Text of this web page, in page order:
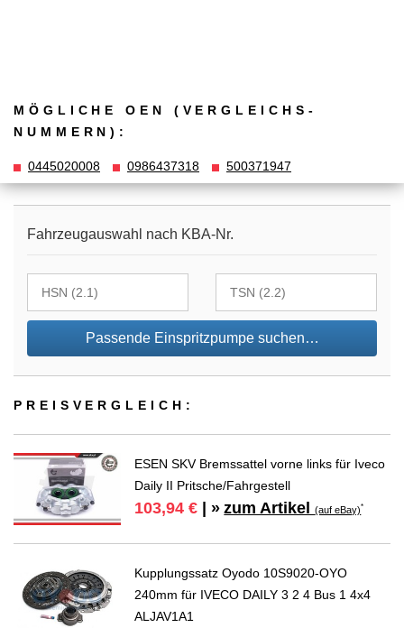
MÖGLICHE OEN (VERGLEICHS­
NUMMERN):
0445020008 0986437318 500371947
Fahrzeugauswahl nach KBA-Nr.
Passende Einspritzpumpe suchen…
PREIS­VER­GLEICH:
ESEN SKV Bremssattel vorne links für Iveco
Daily II Pritsche/Fahrgestell
103,94 € | » zum Artikel(auf eBay)*
Kupplungssatz Oyodo 10S9020-OYO
240mm für IVECO DAILY 3 2 4 Bus 1 4x4
ALJAV1A1